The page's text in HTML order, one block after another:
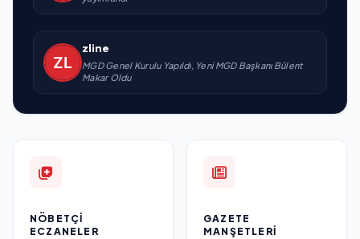
zline
MGD Genel Kurulu Yapıldı, Yeni MGD Başkanı Bülent
Makar Oldu
NÖBETÇI
ECZANELER
GAZETE
MANŞETLERI